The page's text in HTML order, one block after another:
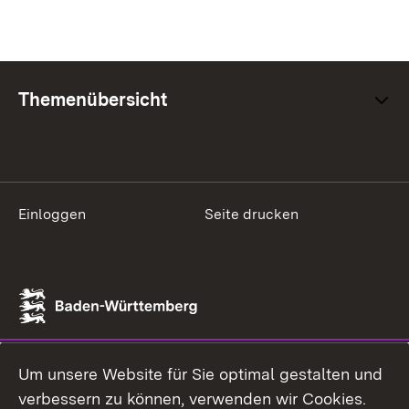
Themenübersicht
Einloggen Seite drucken
Um unsere Website für Sie optimal gestalten und
verbessern zu können, verwenden wir Cookies.